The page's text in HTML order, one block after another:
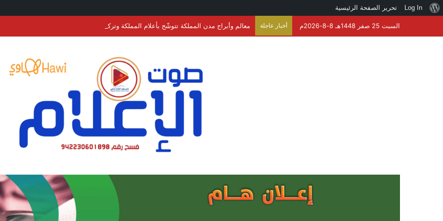
نبذة
ووردبريس
Log In تحرير الصفحة الرئيسية
السبت 25 صفر 1448هـ 8-8-2026م أخبار عاجلة معالم وأبراج مدن المملكة تتوشّح بأعلام المملكة وتركيا وباكستان احتفاءً بتوقيع “اتفاقية مكة